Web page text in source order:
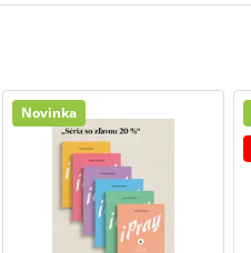
Novinka